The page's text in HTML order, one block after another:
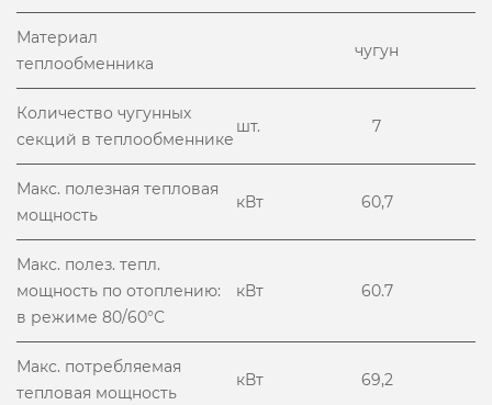
Материал
теплообменника
чугун
Количество чугунных
секций в теплообменнике
шт. 7
Макс. полезная тепловая
мощность
кВт 60,7
Макс. полез. тепл.
мощность по отоплению:
в режиме 80/60°С
кВт 60.7
Макс. потребляемая
тепловая мощность
кВт 69,2